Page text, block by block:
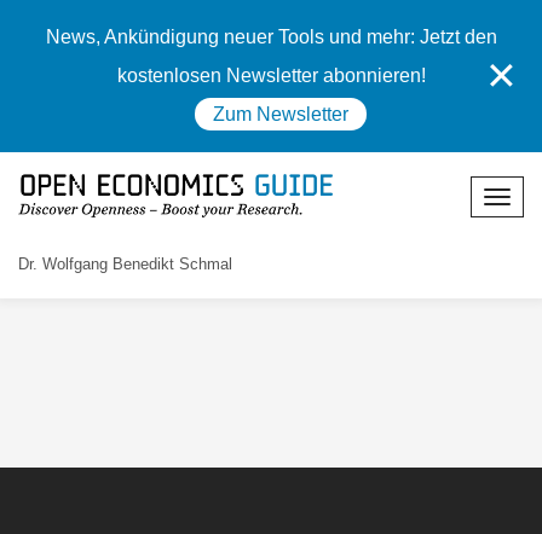
News, Ankündigung neuer Tools und mehr: Jetzt den
kostenlosen Newsletter abonnieren!
Zum Newsletter
✕
Dr. Wolfgang Benedikt Schmal